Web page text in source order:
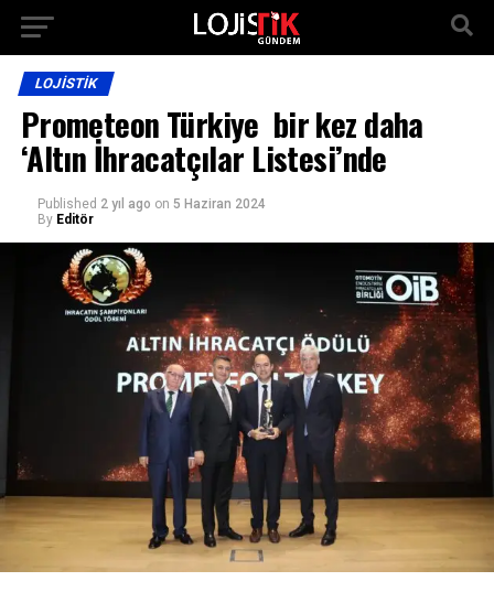
LOJISTIK
Prometeon Türkiye bir kez daha
‘Altın İhracatçılar Listesi’nde
Published 2 yıl ago on 5 Haziran 2024
By Editör